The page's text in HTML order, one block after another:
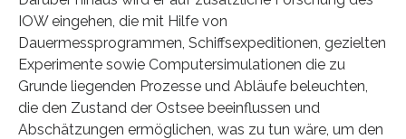
IOW eingehen, die mit Hilfe von
Dauermessprogrammen, Schiffsexpeditionen, gezielten
Experimente sowie Computersimulationen die zu
Grunde liegenden Prozesse und Abläufe beleuchten,
die den Zustand der Ostsee beeinflussen und
Abschätzungen ermöglichen, was zu tun wäre, um den